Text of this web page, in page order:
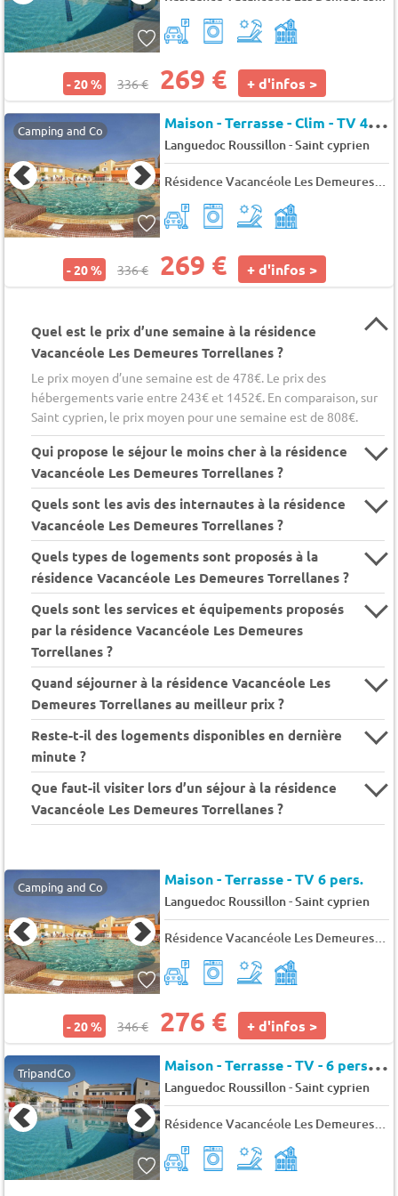
- 20 % 336 € 269 € + d'infos >
Camping and Co M
aison - Terrasse - Clim - TV 4 pers.
Languedoc Roussillon-Saint cyprien
Résidence Vacancéole Les Demeures Torrellanes
- 20 % 336 € 269 € + d'infos >
Quel est le prix d’une semaine à la résidence
Vacancéole Les Demeures Torrellanes ?
Le prix moyen d’une semaine est de 478€. Le prix des
hébergements varie entre 243€ et 1452€. En comparaison, sur
Saint cyprien, le prix moyen pour une semaine est de 808€.
Qui propose le séjour le moins cher à la résidence
Vacancéole Les Demeures Torrellanes ?
Quels sont les avis des internautes à la résidence
Vacancéole Les Demeures Torrellanes ?
Quels types de logements sont proposés à la
résidence Vacancéole Les Demeures Torrellanes ?
Quels sont les services et équipements proposés
par la résidence Vacancéole Les Demeures
Torrellanes ?
Quand séjourner à la résidence Vacancéole Les
Demeures Torrellanes au meilleur prix ?
Reste-t-il des logements disponibles en dernière
minute ?
Que faut-il visiter lors d’un séjour à la résidence
Vacancéole Les Demeures Torrellanes ?
Camping and Co Maison - Terrasse - TV 6 pers.
Languedoc Roussillon-Saint cyprien
Résidence Vacancéole Les Demeures Torrellanes
- 20 % 346 € 276 € + d'infos >
TripandCo M
aison - Terrasse - TV - 6 pers. - 43m2 - Animaux admis
Languedoc Roussillon-Saint cyprien
Résidence Vacancéole Les Demeures Torrellanes